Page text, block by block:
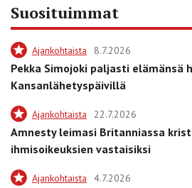
Suosituimmat
Ajankohtaista 8.7.2026
Pekka Simojoki paljasti elämänsä
Kansanlähetyspäivillä
Ajankohtaista 22.7.2026
Amnesty leimasi Britanniassa
ihmisoikeuksien vastaisiksi
Ajankohtaista 4.7.2026